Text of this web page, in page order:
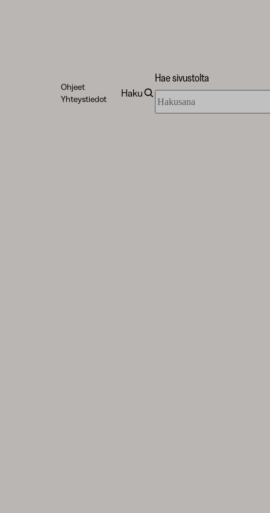
Ohjeet
Yhteystiedot
Haku
Hae sivustolta
sivustolta